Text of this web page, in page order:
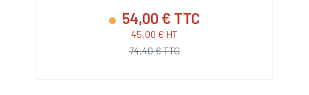
54,00 € TTC
45,00 € HT
74,40 € TTC